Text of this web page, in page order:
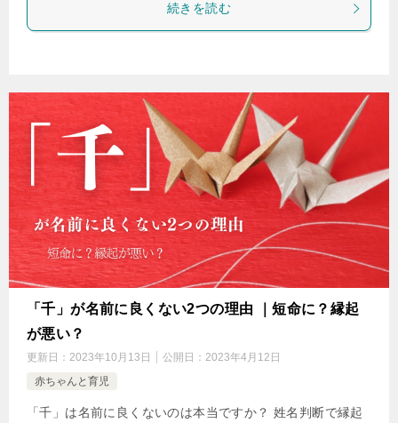
続きを読む
「千」が名前に良くない2つの理由 ｜短命に？縁起
が悪い？
更新日： 2023年10月13日 公開日： 2023年4月12日
赤ちゃんと育児
「千」は名前に良くないのは本当ですか？ 姓名判断で縁起